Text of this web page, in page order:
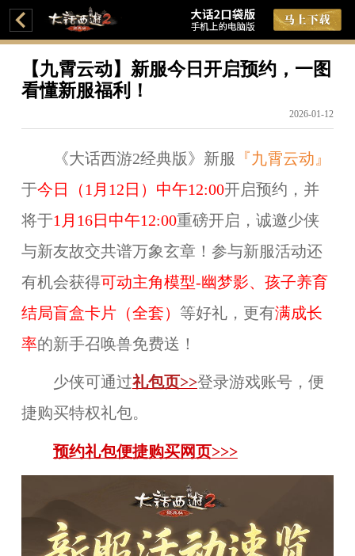
【九霄云动】新服今日开启预约，一图
看懂新服福利！
2026-01-12
《大话西游2经典版》新服 『九霄云动』
于今日（1月12日）中午12:00开启预约，并
将于1月16日中午12:00重磅开启，诚邀少侠
与新友故交共谱万象玄章！参与新服活动还
有机会获得可动主角模型-幽梦影、孩子养育
结局盲盒卡片（全套） 等好礼，更有满成长
率的新手召唤兽免费送！
少侠可通过礼包页>>登录游戏账号，便
捷购买特权礼包。
预约礼包便捷购买网页>>>